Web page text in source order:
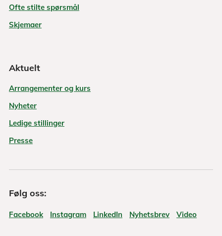
Ofte stilte spørsmål
Skjemaer
Aktuelt
Arrangementer og kurs
Nyheter
Ledige stillinger
Presse
Følg oss:
Facebook Instagram LinkedIn Nyhetsbrev Video